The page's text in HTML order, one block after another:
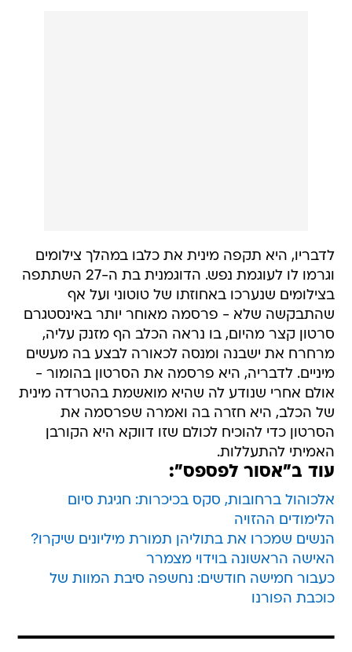
לדבריו, היא תקפה מינית את כלבו במהלך צילומים
וגרמו לו לעוגמת נפש. הדוגמנית בת ה-27 השתתפה
בצילומים שנערכו באחוזתו של טוטוני ועל אף
שהתבקשה שלא - פרסמה מאוחר יותר באינסטגרם
סרטון קצר מהיום, בו נראה הכלב הף מזנק עליה,
מרחרח את ישבנה ומנסה לכאורה לבצע בה מעשים
מיניים. לדבריה, היא פרסמה את הסרטון בהומור -
אולם אחרי שנודע לה שהיא מואשמת בהטרדה מינית
של הכלב, היא חזרה בה ואמרה שפרסמה את
הסרטון כדי להוכיח לכולם שזו דווקא היא הקורבן
האמיתי להתעללות.
עוד ב"אסור לפספס":
אלכוהול ברחובות, סקס בכיכרות: חגיגת סיום
הלימודים ההזויה
הנשים שמכרו את בתוליהן תמורת מיליונים שיקרו?
האישה הראשונה בוידוי מצמרר
כעבור חמישה חודשים: נחשפה סיבת המוות של
כוכבת הפורנו